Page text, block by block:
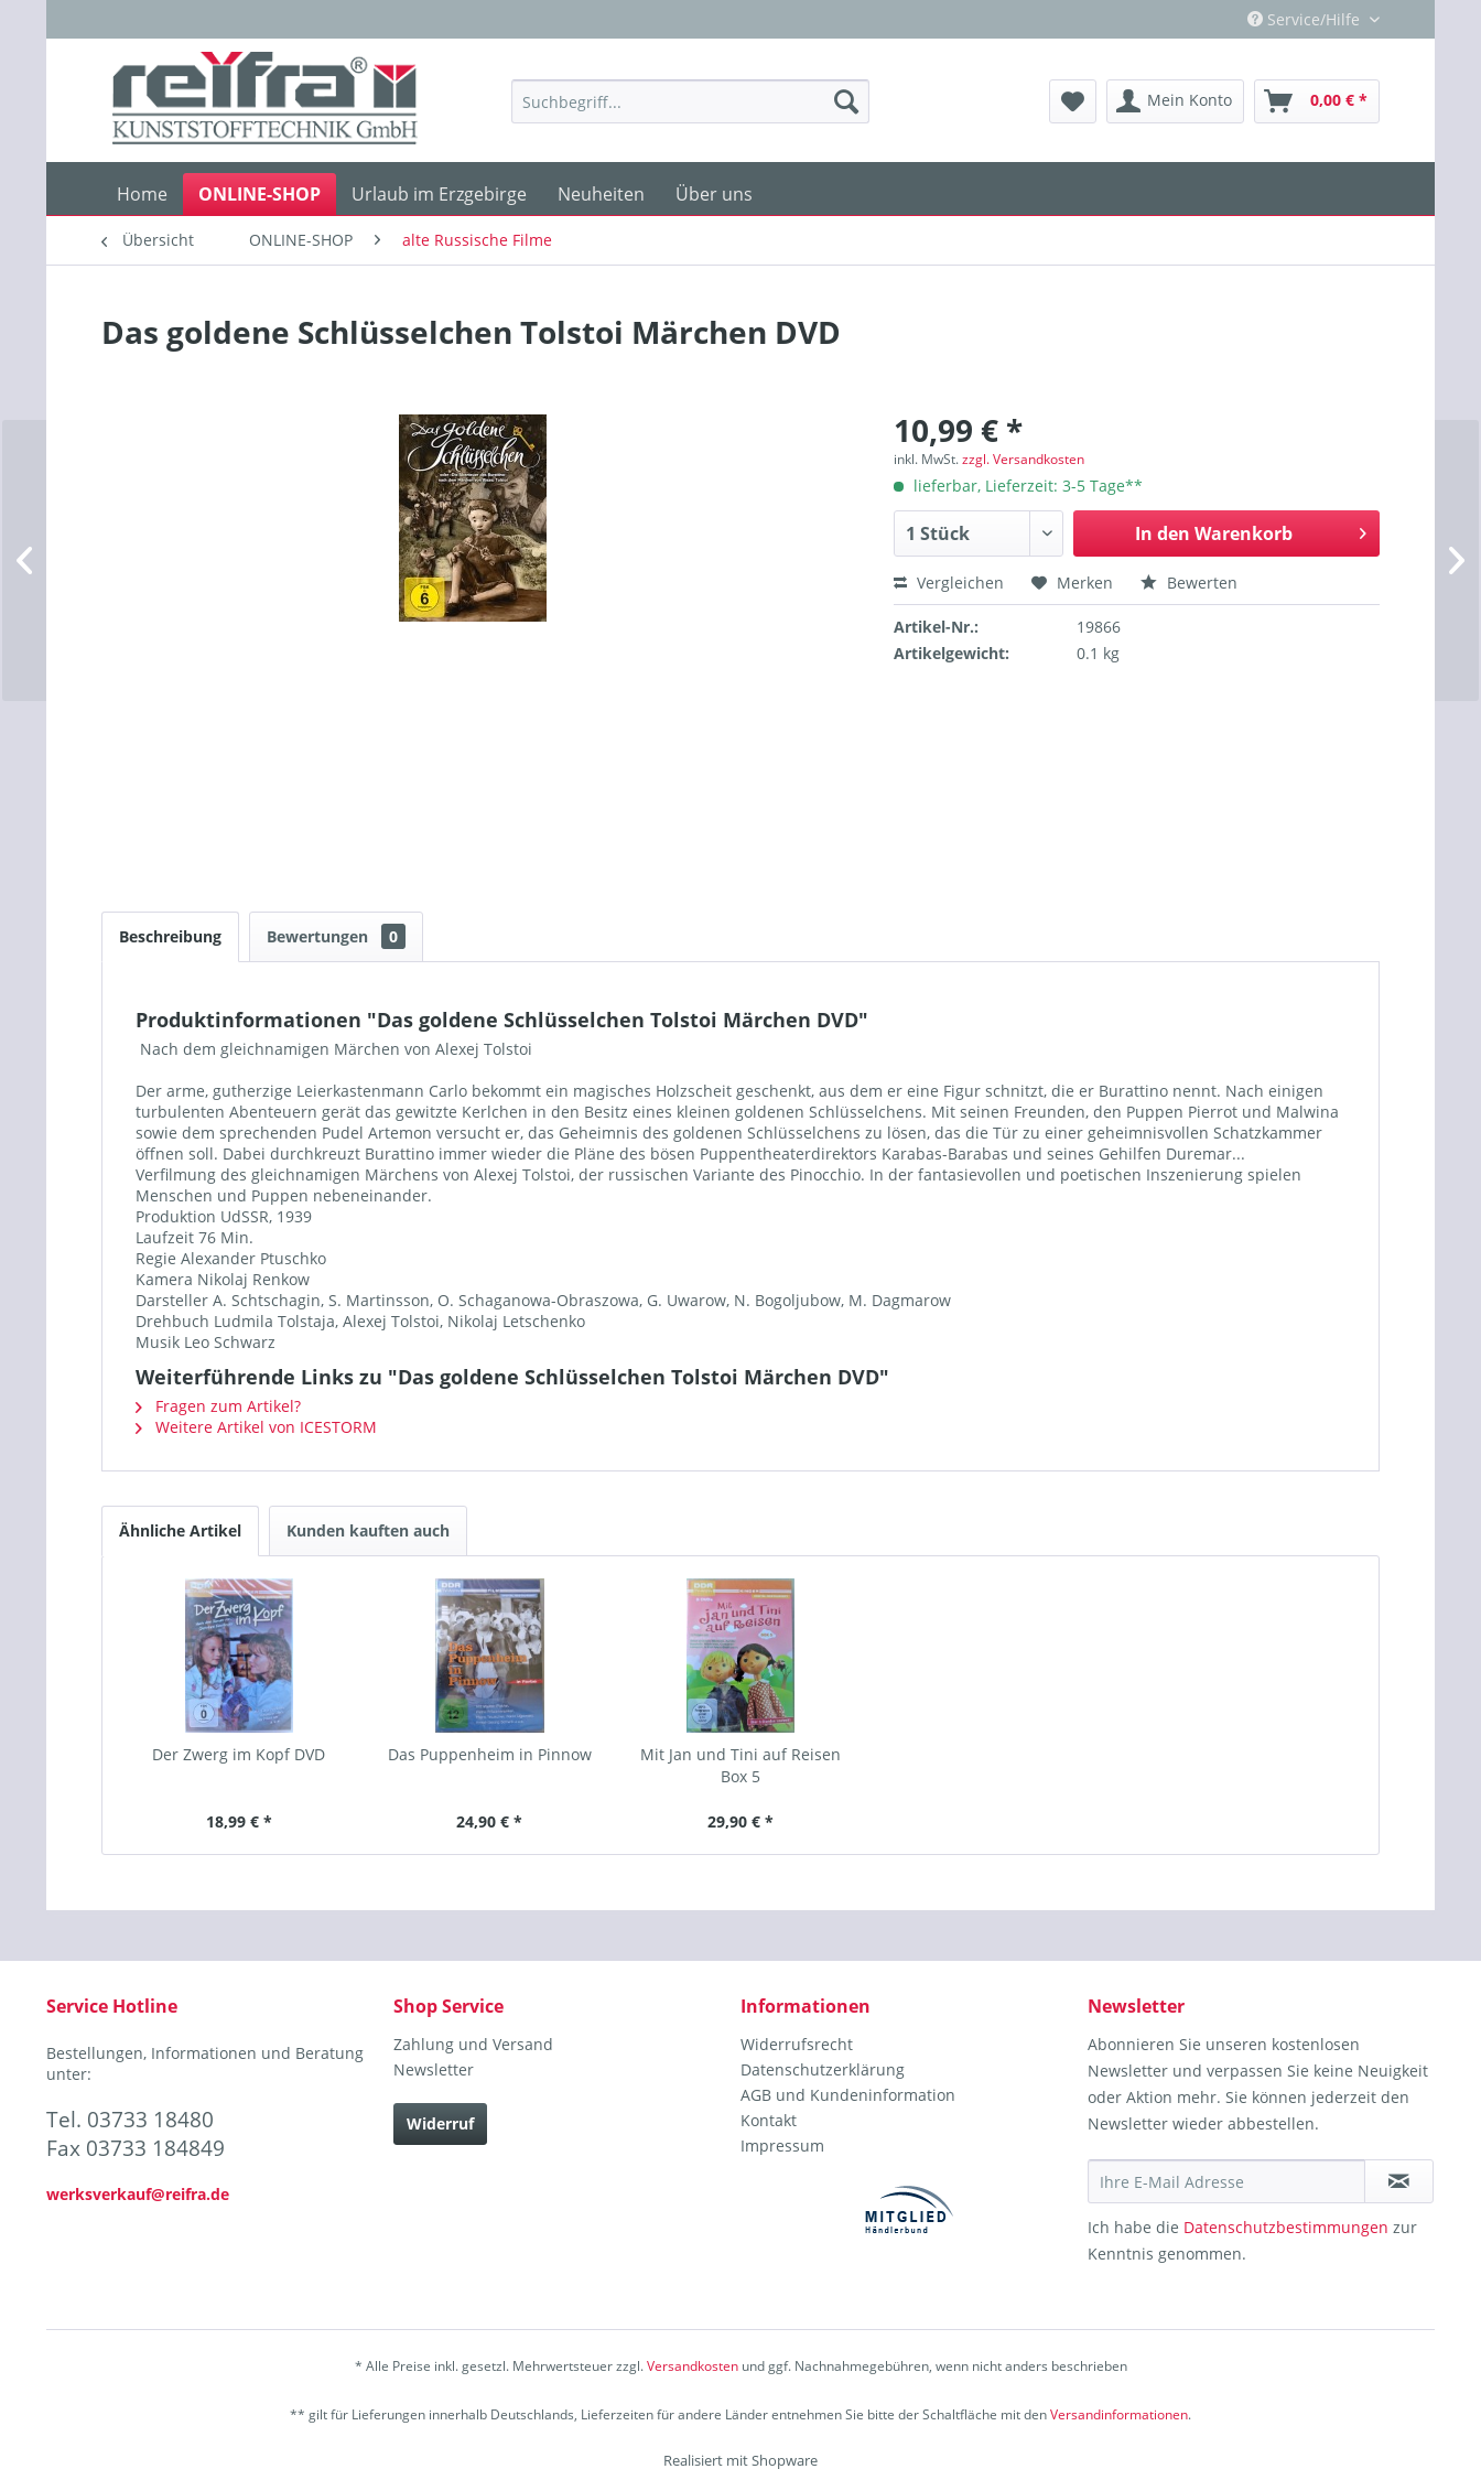
Service/Hilfe
Mein Konto 0,00 € *
Home ONLINE-SHOP Urlaub im Erzgebirge Neuheiten Über uns
Übersicht ONLINE-SHOP alte Russische Filme
Das goldene Schlüsselchen Tolstoi Märchen DVD
10,99 € *
inkl. MwSt.zzgl. Versandkosten
lieferbar, Lieferzeit: 3-5 Tage**
In den Warenkorb
Vergleichen Merken Bewerten
Artikel-Nr.:
19866
Artikelgewicht:
0.1 kg
Beschreibung Bewertungen 0
Produktinformationen "Das goldene Schlüsselchen Tolstoi Märchen DVD"
Nach dem gleichnamigen Märchen von Alexej Tolstoi
Der arme, gutherzige Leierkastenmann Carlo bekommt ein magisches Holzscheit geschenkt, aus dem er eine Figur schnitzt, die er Burattino nennt. Nach einigen
turbulenten Abenteuern gerät das gewitzte Kerlchen in den Besitz eines kleinen goldenen Schlüsselchens. Mit seinen Freunden, den Puppen Pierrot und Malwina
sowie dem sprechenden Pudel Artemon versucht er, das Geheimnis des goldenen Schlüsselchens zu lösen, das die Tür zu einer geheimnisvollen Schatzkammer
öffnen soll. Dabei durchkreuzt Burattino immer wieder die Pläne des bösen Puppentheaterdirektors Karabas-Barabas und seines Gehilfen Duremar...
Verfilmung des gleichnamigen Märchens von Alexej Tolstoi, der russischen Variante des Pinocchio. In der fantasievollen und poetischen Inszenierung spielen
Menschen und Puppen nebeneinander.
Produktion UdSSR, 1939
Laufzeit 76 Min.
Regie Alexander Ptuschko
Kamera Nikolaj Renkow
Darsteller A. Schtschagin, S. Martinsson, O. Schaganowa-Obraszowa, G. Uwarow, N. Bogoljubow, M. Dagmarow
Drehbuch Ludmila Tolstaja, Alexej Tolstoi, Nikolaj Letschenko
Musik Leo Schwarz
Weiterführende Links zu "Das goldene Schlüsselchen Tolstoi Märchen DVD"
Fragen zum Artikel?
Weitere Artikel von ICESTORM
Ähnliche Artikel Kunden kauften auch
Der Zwerg im Kopf DVD
18,99 € *
Das Puppenheim in Pinnow
24,90 € *
Mit Jan und Tini auf Reisen
Box 5
29,90 € *
Service Hotline
Bestellungen, Informationen und Beratung
unter:
Tel. 03733 18480
Fax 03733 184849
werksverkauf@reifra.de
Shop Service
Zahlung und Versand
Newsletter
Widerruf
Informationen
Widerrufsrecht
Datenschutzerklärung
AGB und Kundeninformation
Kontakt
Impressum
Newsletter
Abonnieren Sie unseren kostenlosen
Newsletter und verpassen Sie keine Neuigkeit
oder Aktion mehr. Sie können jederzeit den
Newsletter wieder abbestellen.
Ich habe die Datenschutzbestimmungen zur
Kenntnis genommen.
* Alle Preise inkl. gesetzl. Mehrwertsteuer zzgl.Versandkostenund ggf. Nachnahmegebühren, wenn nicht anders beschrieben
** gilt für Lieferungen innerhalb Deutschlands, Lieferzeiten für andere Länder entnehmen Sie bitte der Schaltfläche mit denVersandinformationen.
Realisiert mit Shopware